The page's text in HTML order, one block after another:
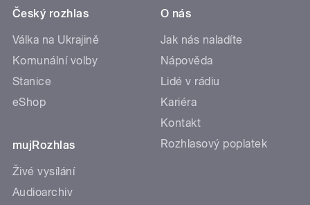
Český rozhlas
Válka na Ukrajině
Komunální volby
Stanice
eShop
mujRozhlas
Živé vysílání
Audioarchiv
O nás
Jak nás naladíte
Nápověda
Lidé v rádiu
Kariéra
Kontakt
Rozhlasový poplatek